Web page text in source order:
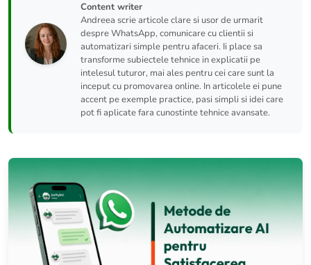
Content writer
Andreea scrie articole clare si usor de urmarit
despre WhatsApp, comunicare cu clientii si
automatizari simple pentru afaceri. Ii place sa
transforme subiectele tehnice in explicatii pe
intelesul tuturor, mai ales pentru cei care sunt la
inceput cu promovarea online. In articolele ei pune
accent pe exemple practice, pasi simpli si idei care
pot fi aplicate fara cunostinte tehnice avansate.